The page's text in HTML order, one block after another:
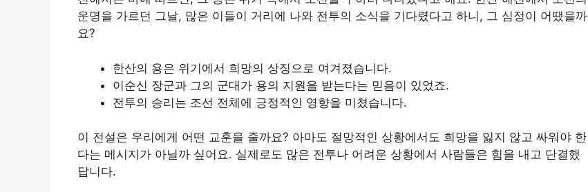
운명을 가르던 그날, 많은 이들이 거리에 나와 전투의 소식을 기다렸다고 하니, 그 심정이 어땠을까
요?
한산의 용은 위기에서 희망의 상징으로 여겨졌습니다.
이순신 장군과 그의 군대가 용의 지원을 받는다는 믿음이 있었죠.
전투의 승리는 조선 전체에 긍정적인 영향을 미쳤습니다.
이 전설은 우리에게 어떤 교훈을 줄까요? 아마도 절망적인 상황에서도 희망을 잃지 않고 싸워야 한
다는 메시지가 아닐까 싶어요. 실제로도 많은 전투나 어려운 상황에서 사람들은 힘을 내고 단결했
답니다.